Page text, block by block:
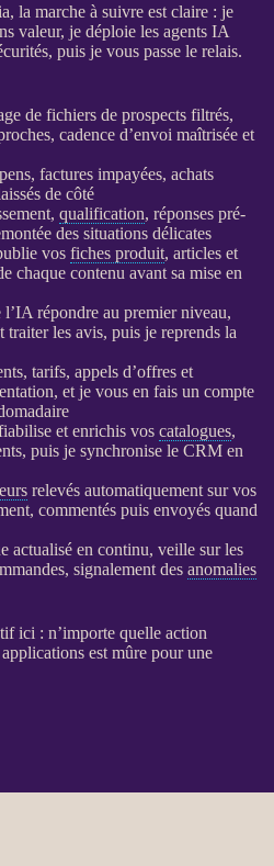
la marche à suivre est claire : je
valeur, je déploie les agents IA
puis je vous passe le relais.
de fichiers de prospectsfiltrés,
cadence d’envoi maîtrisée et
factures impayées, achats
de côté
qualification, réponses pré-
des situations délicates
vos fiches produit, articles et
chaque contenu avant sa mise en
IA répondre au premier niveau,
traiter les avis, puis je reprends la
tarifs, appels d’offres et
et je vous en fais un compte
et enrichis vos catalogues,
puis je synchronise le CRMen
relevés automatiquement sur vos
commentés puis envoyés quand
actualisé en continu, veillesur les
signalement des anomalies
ici : n’importe quelle action
applicationsest mûre pour une